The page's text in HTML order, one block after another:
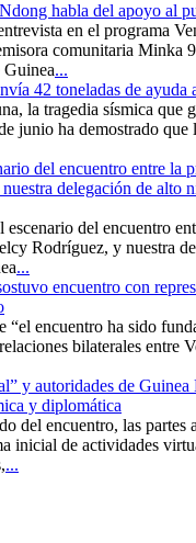
habla del apoyo al
en el programa
comunitaria Minka
Guinea...
42 toneladas de ayuda
la tragedia sísmica que
junio ha demostrado que
del encuentro entre la
delegación de alto
escenario del encuentro
Rodríguez, y nuestra
...
encuentro con
“el encuentro ha sido
bilaterales entre
y autoridades de
y diplomática
del encuentro, las partes
inicial de actividades
...